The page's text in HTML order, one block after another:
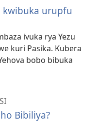
kwibuka urupfu
ivuka rya Yezu
kuri Pasika. Kubera
bobo bibuka
Bibiliya?